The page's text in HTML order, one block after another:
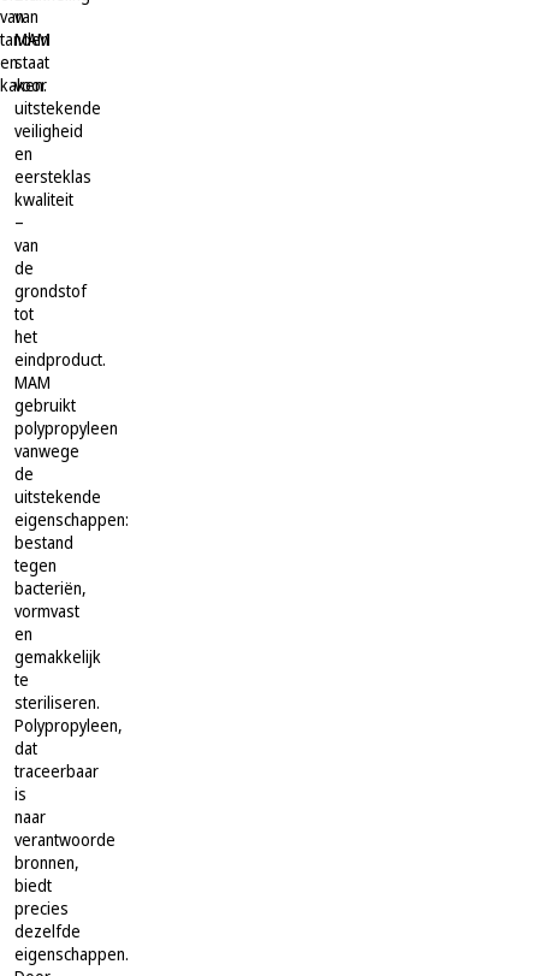
van
tanden
en
kaken.
van
MAM
staat
voor
uitstekende
veiligheid
en
eersteklas
kwaliteit
–
van
de
grondstof
tot
het
eindproduct.
MAM
gebruikt
polypropyleen
vanwege
de
uitstekende
eigenschappen:
bestand
tegen
bacteriën,
vormvast
en
gemakkelijk
te
steriliseren.
Polypropyleen,
dat
traceerbaar
is
naar
verantwoorde
bronnen,
biedt
precies
dezelfde
eigenschappen.